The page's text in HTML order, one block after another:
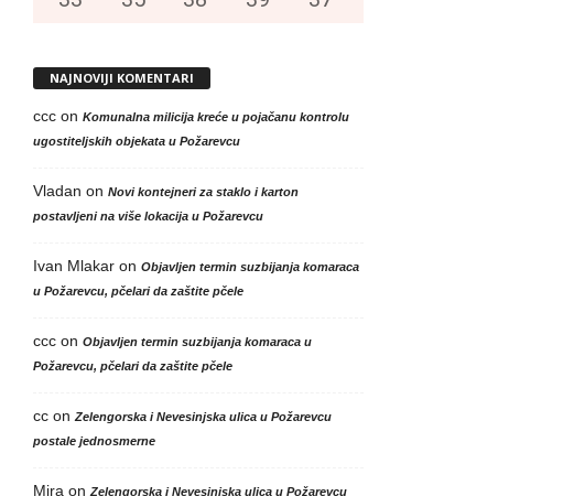
NAJNOVIJI KOMENTARI
cccon Komunalna milicija kreće u pojačanu kontrolu
ugostiteljskih objekata u Požarevcu
Vladan on Novi kontejneri za staklo i karton
postavljeni na više lokacija u Požarevcu
Ivan Mlakaron Objavljen termin suzbijanja komaraca
u Požarevcu, pčelari da zaštite pčele
cccon Objavljen termin suzbijanja komaraca u
Požarevcu, pčelari da zaštite pčele
ccon Zelengorska i Nevesinjska ulica u Požarevcu
postale jednosmerne
Mira on Zelengorska i Nevesinjska ulica u Požarevcu